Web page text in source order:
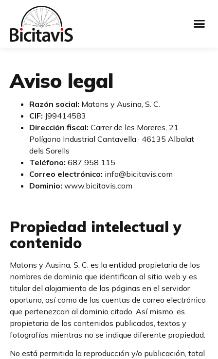
Aviso legal
Razón social: Matons y Ausina, S. C.
CIF: J99414583
Dirección fiscal: Carrer de les Moreres, 21 ·
Polígono Industrial Cantavella · 46135 Albalat
dels Sorells
Teléfono: 687 958 115
Correo electrónico: info@bicitavis.com
Dominio: www.bicitavis.com
Propiedad intelectual y
contenido
Matons y Ausina, S. C. es la entidad propietaria de los
nombres de dominio que identifican al sitio web y es
titular del alojamiento de las páginas en el servidor
oportuno, así como de las cuentas de correo electrónico
que pertenezcan al dominio citado. Así mismo, es
propietaria de los contenidos publicados, textos y
fotografías mientras no se indique diferente propiedad.
No está permitida la reproducción y/o publicación, total